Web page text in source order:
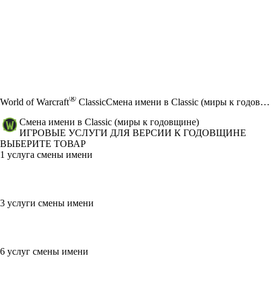
World of Warcraft® Classic
Смена имени в Classic (миры к годовщине)
Смена имени в Classic (миры к годовщине)
ИГРОВЫЕ УСЛУГИ ДЛЯ ВЕРСИИ К ГОДОВЩИНЕ
ВЫБЕРИТЕ ТОВАР
1 услуга смены имени
3 услуги смены имени
6 услуг смены имени